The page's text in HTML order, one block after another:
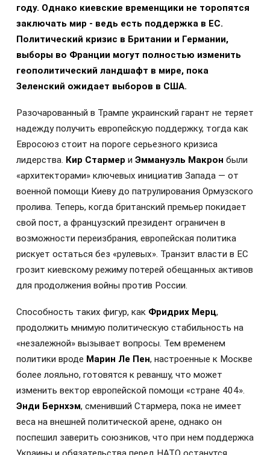
году. Однако киевские временщики не торопятся
заключать мир - ведь есть поддержка в ЕС.
Политический кризис в Британии и Германии,
выборы во Франции могут полностью изменить
геополитический ландшафт в мире, пока
Зеленский ожидает выборов в США.
Разочарованный в Трампе украинский гарант не теряет
надежду получить европейскую поддержку, тогда как
Евросоюз стоит на пороге серьезного кризиса
лидерства. Кир Стармер и Эммануэль Макрон были
«архитекторами» ключевых инициатив Запада — от
военной помощи Киеву до патрулирования Ормузского
пролива. Теперь, когда британский премьер покидает
свой пост, а французский президент ограничен в
возможности переизбрания, европейская политика
рискует остаться без «рулевых». Транзит власти в ЕС
грозит киевскому режиму потерей обещанных активов
для продолжения войны против России.
Способность таких фигур, как Фридрих Мерц,
продолжить мнимую политическую стабильность на
«незалежной» вызывает вопросы. Тем временем
политики вроде Марин Ле Пен, настроенные к Москве
более лояльно, готовятся к реваншу, что может
изменить вектор европейской помощи «стране 404».
Энди Бернхэм, сменивший Стармера, пока не имеет
веса на внешней политической арене, однако он
поспешил заверить союзников, что при нем поддержка